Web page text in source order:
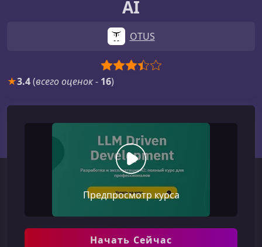
AI
OTUS
★3.4(всего оценок- 16)
Предпросмотр курса
Начать Сейчас